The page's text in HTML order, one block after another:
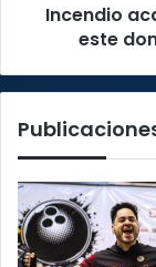
domingo
Incendio
este